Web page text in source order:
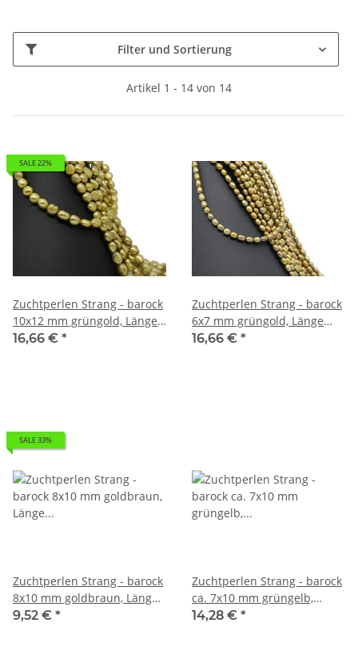
Filter und Sortierung
Artikel 1 - 14 von 14
SALE 22%
Zuchtperlen Strang - barock
10x12 mm grüngold, Länge
39 cm /7187
16,66 € *
Zuchtperlen Strang - barock
6x7 mm grüngold, Länge
39,5 cm /7597
16,66 € *
SALE 33%
Zuchtperlen Strang - barock
8x10 mm goldbraun, Länge
40 cm /7377
9,52 € *
Zuchtperlen Strang - barock
ca. 7x10 mm grüngelb,
Länge 41 cm /7422
14,28 € *